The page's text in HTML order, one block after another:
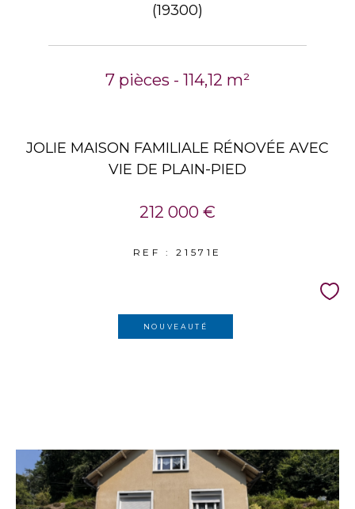
(19300)
7 pièces - 114,12 m²
JOLIE MAISON FAMILIALE RÉNOVÉE AVEC
VIE DE PLAIN-PIED
212 000 €
REF : 21571E
NOUVEAUTÉ